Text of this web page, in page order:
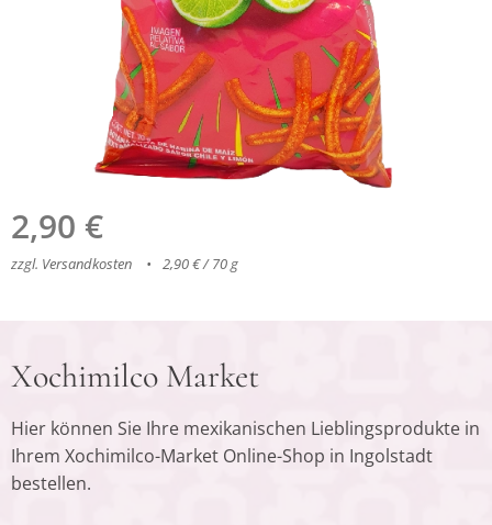
2,90 €
zzgl. Versandkosten 2,90 € / 70 g
Xochimilco Market
Hier können Sie Ihre mexikanischen Lieblingsprodukte in
Ihrem Xochimilco-Market Online-Shop in Ingolstadt
bestellen.